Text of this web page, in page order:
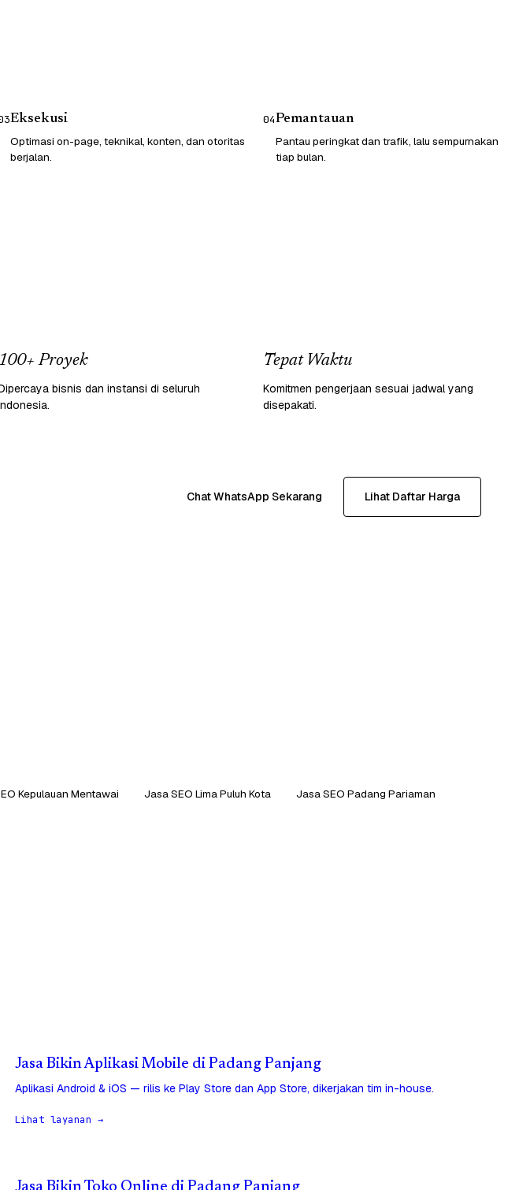
Eksekusi
Optimasi on-page, teknikal, konten, dan otoritas
berjalan.
04Pemantauan
Pantau peringkat dan trafik, lalu sempurnakan
tiap bulan.
100+ Proyek
bisnis dan instansi di seluruh
Tepat Waktu
Komitmen pengerjaan sesuai jadwal yang
disepakati.
Chat WhatsApp Sekarang Lihat Daftar Harga
Kepulauan Mentawai Jasa SEO Lima Puluh Kota
Jasa SEO Padang Pariaman
Jasa Bikin Aplikasi Mobile di Padang Panjang
Aplikasi Android & iOS — rilis ke Play Store dan App Store, dikerjakan tim in-house.
Lihat layanan →